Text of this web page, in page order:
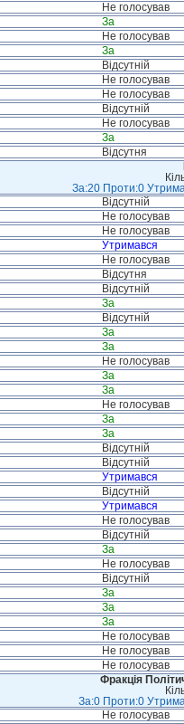
Не голосував
За
Не голосував
За
Відсутній
Не голосував
Не голосував
Відсутній
Не голосував
За
Відсутня
За:20 Проти:0
Відсутній
Не голосував
Не голосував
Утримався
Не голосував
Відсутня
Відсутній
За
Відсутній
За
За
Не голосував
За
За
Не голосував
За
За
Відсутній
Відсутній
Утримався
Відсутній
Утримався
Не голосував
Відсутній
За
Не голосував
Відсутній
За
За
За
Не голосував
Не голосував
Не голосував
Фракція
За:0 Проти:0
Не голосував